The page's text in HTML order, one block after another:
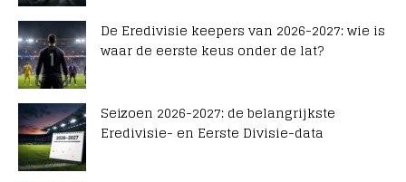
De Eredivisie keepers van 2026-2027: wie is
waar de eerste keus onder de lat?
Seizoen 2026-2027: de belangrijkste
Eredivisie- en Eerste Divisie-data